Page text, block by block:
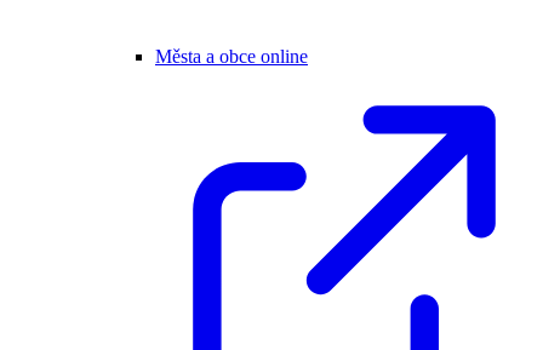
Města a obce online